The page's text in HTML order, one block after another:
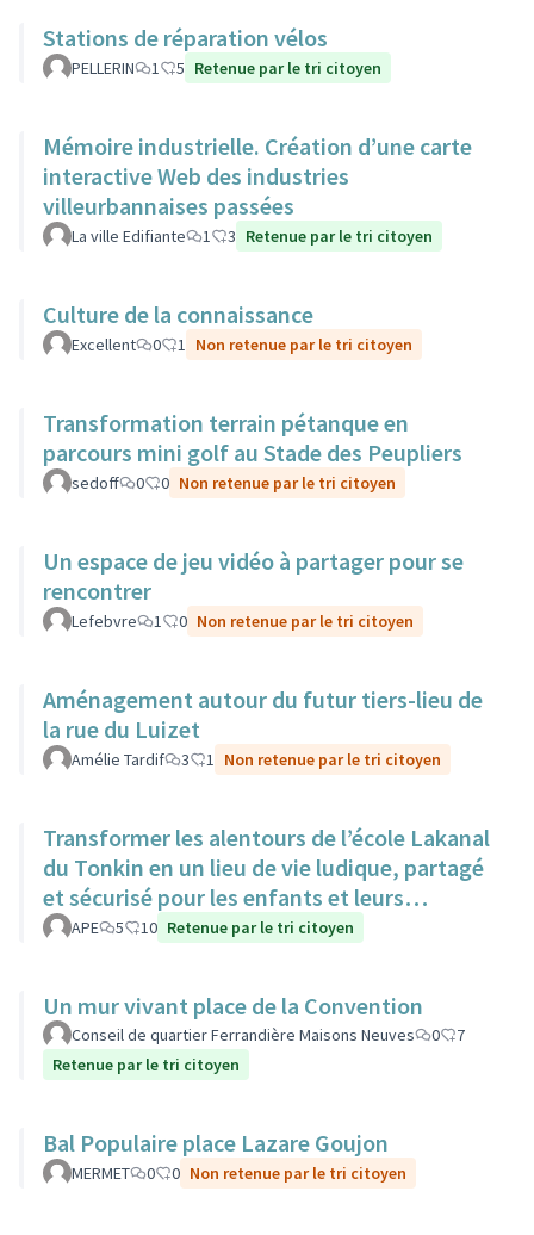
Stations de réparation vélos
PELLERIN 1 5 Retenue par le tri citoyen
Mémoire industrielle. Création d’une carte
interactive Web des industries
villeurbannaises passées
La ville Edifiante 1 3 Retenue par le tri citoyen
Culture de la connaissance
Excellent 0 1 Non retenue par le tri citoyen
Transformation terrain pétanque en
parcours mini golf au Stade des Peupliers
sedoff 0 0 Non retenue par le tri citoyen
Un espace de jeu vidéo à partager pour se
rencontrer
Lefebvre 1 0 Non retenue par le tri citoyen
Aménagement autour du futur tiers-lieu de
la rue du Luizet
Amélie Tardif 3 1 Non retenue par le tri citoyen
Transformer les alentours de l’école Lakanal
du Tonkin en un lieu de vie ludique, partagé
et sécurisé pour les enfants et leurs
familles.
APE 5 10 Retenue par le tri citoyen
Un mur vivant place de la Convention
Conseil de quartier Ferrandière Maisons Neuves 0
7
Retenue par le tri citoyen
Bal Populaire place Lazare Goujon
MERMET 0 0 Non retenue par le tri citoyen